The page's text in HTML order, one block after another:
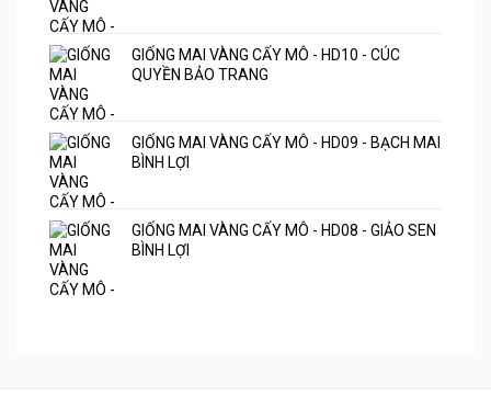
GIỐNG MAI VÀNG CẤY MÔ - HD10 - CÚC
QUYỀN BẢO TRANG
GIỐNG MAI VÀNG CẤY MÔ - HD09 - BẠCH MAI
BÌNH LỢI
GIỐNG MAI VÀNG CẤY MÔ - HD08 - GIẢO SEN
BÌNH LỢI